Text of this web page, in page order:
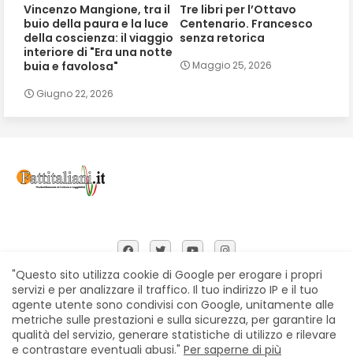
Vincenzo Mangione, tra il
buio della paura e la luce
della coscienza: il viaggio
interiore di "Era una notte
buia e favolosa"
Giugno 22, 2026
Tre libri per l’Ottavo
Centenario. Francesco
senza retorica
Maggio 25, 2026
Home Chi siamo Contatti
Privacy Policy
Segnalazioni
All Right Reserved Copyright © Fattitaliani
"Questo sito utilizza cookie di Google per erogare i propri
servizi e per analizzare il traffico. Il tuo indirizzo IP e il tuo
agente utente sono condivisi con Google, unitamente alle
metriche sulle prestazioni e sulla sicurezza, per garantire la
qualità del servizio, generare statistiche di utilizzo e rilevare
e contrastare eventuali abusi." Per saperne di più